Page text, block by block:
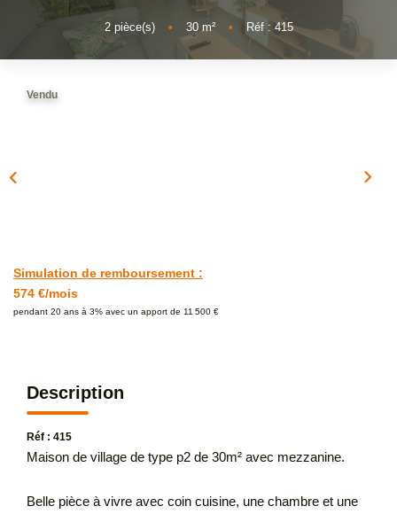
NOS AGENCES
2pièce(s) • 30m² • Réf : 415
Vendu
Simulation de remboursement :
574 €/mois
pendant 20 ans à 3% avec un apport de 11 500 €
Description
Réf : 415
Maison de village de type p2 de 30m² avec mezzanine.
Belle pièce à vivre avec coin cuisine, une chambre et une